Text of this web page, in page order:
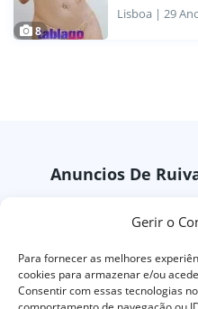
Gerir o
Para fornecer as melhores
cookies para armazenar e/ou
Consentir com essas tecnologias
8
Lisboa | 29
Anuncios De
Santarem